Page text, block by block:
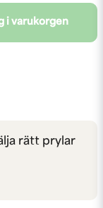
i varukorgen
rätt prylar